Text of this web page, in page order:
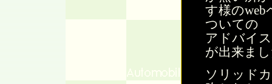
す様のweb
ついての
アドバイ
が出来ま
ソリッド